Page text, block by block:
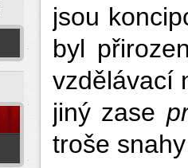
jsou
byl
vzdělávací
jiný zase
troše